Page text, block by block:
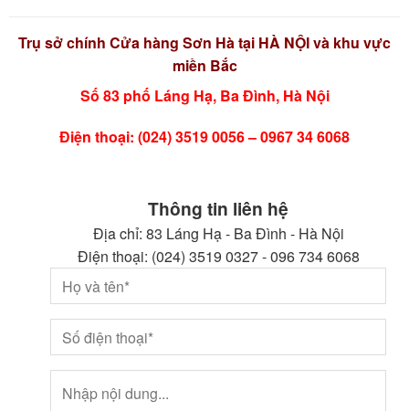
Trụ sở chính Cửa hàng Sơn Hà tại HÀ NỘI và khu vực
miền Bắc
Số 83 phố Láng Hạ, Ba Đình, Hà Nội
Điện thoại: (024) 3519 0056 – 0967 34 6068
Thông tin liên hệ
Địa chỉ: 83 Láng Hạ - Ba Đình - Hà Nội
Điện thoại: (024) 3519 0327 - 096 734 6068